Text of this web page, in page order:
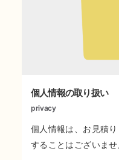
個人情報の取り扱い
privacy
個人情報は、お見積
することはございませ